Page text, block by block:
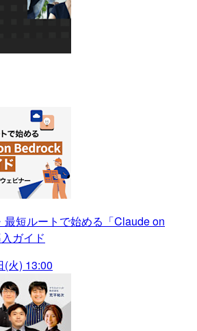
最短ルートで始める「Claude on
ガイド
(火) 13:00